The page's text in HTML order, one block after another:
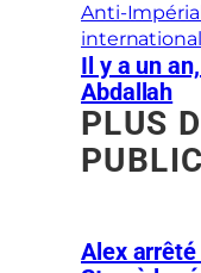
Anti-
Il y a un
Abdallah
PLUS
Alex